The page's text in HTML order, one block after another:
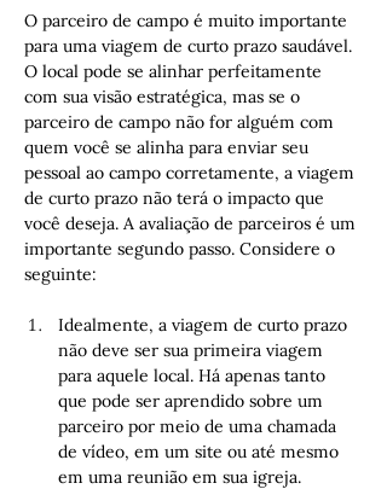
O parceiro de campo é muito importante
para uma viagem de curto prazo saudável.
O local pode se alinhar perfeitamente
com sua visão estratégica, mas se o
parceiro de campo não for alguém com
quem você se alinha para enviar seu
pessoal ao campo corretamente, a viagem
de curto prazo não terá o impacto que
você deseja. A avaliação de parceiros é um
importante segundo passo. Considere o
seguinte:
Idealmente, a viagem de curto prazo
não deve ser sua primeira viagem
para aquele local. Há apenas tanto
que pode ser aprendido sobre um
parceiro por meio de uma chamada
de vídeo, em um site ou até mesmo
em uma reunião em sua igreja.